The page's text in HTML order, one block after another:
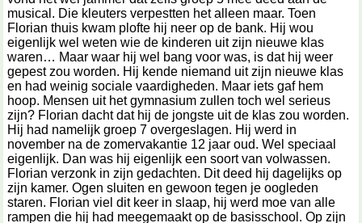
musical. Die kleuters verpestten het alleen maar. Toen
Florian thuis kwam plofte hij neer op de bank. Hij wou
eigenlijk wel weten wie de kinderen uit zijn nieuwe klas
waren… Maar waar hij wel bang voor was, is dat hij weer
gepest zou worden. Hij kende niemand uit zijn nieuwe klas
en had weinig sociale vaardigheden. Maar iets gaf hem
hoop. Mensen uit het gymnasium zullen toch wel serieus
zijn? Florian dacht dat hij de jongste uit de klas zou worden.
Hij had namelijk groep 7 overgeslagen. Hij werd in
november na de zomervakantie 12 jaar oud. Wel speciaal
eigenlijk. Dan was hij eigenlijk een soort van volwassen.
Florian verzonk in zijn gedachten. Dit deed hij dagelijks op
zijn kamer. Ogen sluiten en gewoon tegen je oogleden
staren. Florian viel dit keer in slaap, hij werd moe van alle
rampen die hij had meegemaakt op de basisschool. Op zijn